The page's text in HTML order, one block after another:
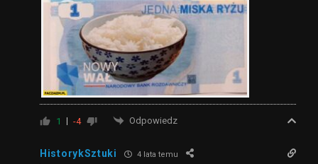
1 -4 Odpowiedz
HistorykSztuki 4 lata temu